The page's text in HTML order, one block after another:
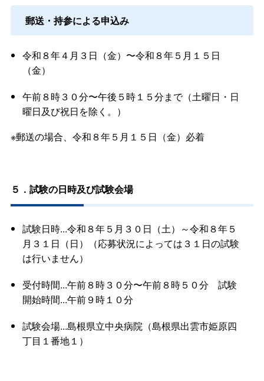
郵送・持参による申込み
令和８年４月３日（金）〜令和８年５月１５日
（金）
午前８時３０分〜午後５時１５分まで（土曜日・日
曜日及び祝日を除く。）
※郵送の場合、令和８年５月１５日（金）必着
５．試験の日時及び試験会場
試験日時...令和８年５月３０日（土）～令和８年５
月３１日（日）（応募状況によっては３１日の試験
は行いません）
受付時間...午前８時３０分〜午前８時５０分 試験
開始時間...午前９時１０分
試験会場...島根県立中央病院（島根県出雲市姫原四
丁目１番地１）